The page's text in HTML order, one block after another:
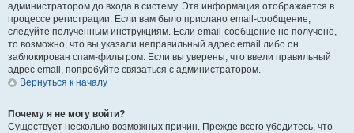
администратором до входа в систему. Эта информация отображается в
процессе регистрации. Если вам было прислано email-сообщение,
следуйте полученным инструкциям. Если email-сообщение не получено,
то возможно, что вы указали неправильный адрес email либо он
заблокирован спам-фильтром. Если вы уверены, что ввели правильный
адрес email, попробуйте связаться с администратором.
Вернуться к началу
Почему я не могу войти?
Существует несколько возможных причин. Прежде всего убедитесь, что